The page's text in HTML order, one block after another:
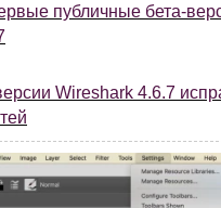
публичные бета-
Wireshark 4.6.7